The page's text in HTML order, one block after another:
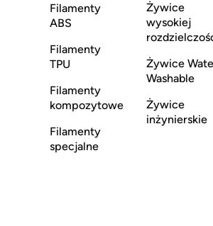
Filamenty
ABS
Filamenty
TPU
Filamenty
kompozytowe
Filamenty
specjalne
Żywice
wysokiej
Żywice
Washable
Żywice
inżynierskie